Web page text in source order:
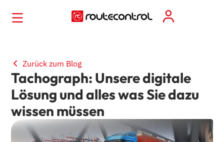
Zurück zum Blog
Tachograph: Unsere digitale
Lösung und alles was Sie dazu
wissen müssen